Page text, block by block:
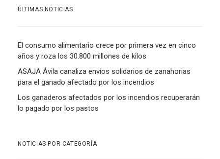
ÚLTIMAS NOTICIAS
El consumo alimentario crece por primera vez en cinco
años y roza los 30.800 millones de kilos
ASAJA Ávila canaliza envíos solidarios de zanahorias
para el ganado afectado por los incendios
Los ganaderos afectados por los incendios recuperarán
lo pagado por los pastos
NOTICIAS POR CATEGORÍA